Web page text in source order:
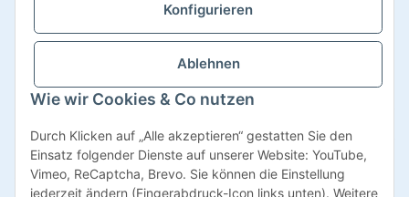
Konfigurieren
Ablehnen
Wie wir Cookies & Co nutzen
Durch Klicken auf „Alle akzeptieren“ gestatten Sie den
Einsatz folgender Dienste auf unserer Website: YouTube,
Vimeo, ReCaptcha, Brevo. Sie können die Einstellung
jederzeit ändern (Fingerabdruck-Icon links unten). Weitere